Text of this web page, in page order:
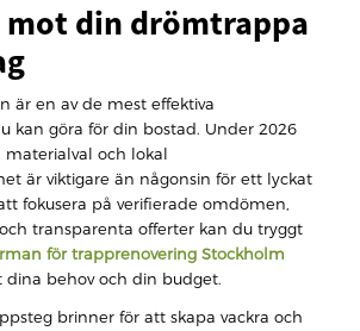
mot din drömtrappa
är en av de mest effektiva
kan göra för din bostad. Under 2026
och lokal
är viktigare än någonsin för ett lyckat
fokusera på verifierade omdömen,
transparenta offerter kan du tryggt
för trapprenovering Stockholm
dina behov och din budget.
brinner för att skapa vackra och